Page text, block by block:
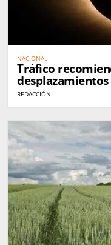
NACIONAL
Tráfico
REDACCIÓN